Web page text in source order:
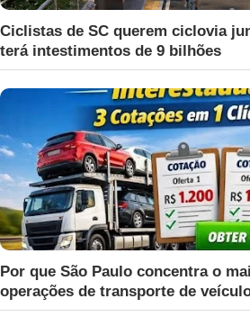
Ciclistas de SC querem ciclovia
terá intestimentos de 9 bilhões
Por que São Paulo concentra o
operações de transporte de